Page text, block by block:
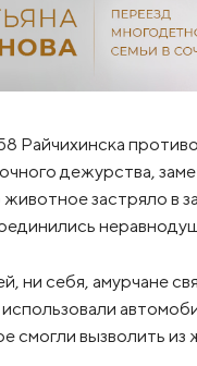
Райчихинска
дежурства,
застряло в
ни себя, амурчане
смогли вызволить из